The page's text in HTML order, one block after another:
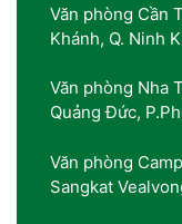
Văn phòng Cần
Khánh, Q. Ninh
Văn phòng Nha
Quảng Đức,
Văn phòng
Sangkat